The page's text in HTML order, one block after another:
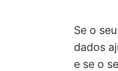
Se o
dados
e se o